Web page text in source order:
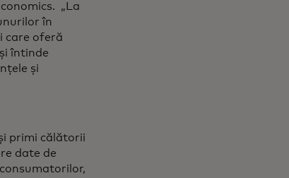
„La
în
care oferă
întinde
și
primi călătorii
date de